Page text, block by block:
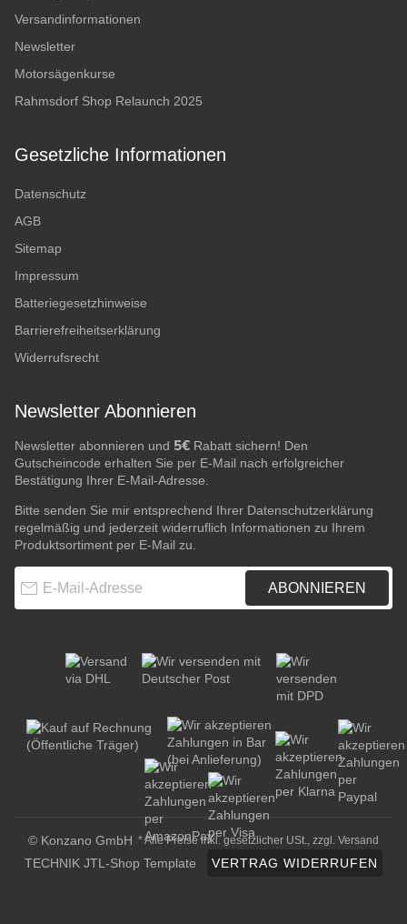
Versandinformationen
Newsletter
Motorsägenkurse
Rahmsdorf Shop Relaunch 2025
Gesetzliche Informationen
Datenschutz
AGB
Sitemap
Impressum
Batteriegesetzhinweise
Barrierefreiheitserklärung
Widerrufsrecht
Newsletter Abonnieren
Newsletter abonnieren und 5€ Rabatt sichern! Den
Gutscheincode erhalten Sie per E-Mail nach erfolgreicher
Bestätigung Ihrer E-Mail-Adresse.
Bitte senden Sie mir entsprechend Ihrer Datenschutzerklärung
regelmäßig und jederzeit widerruflich Informationen zu Ihrem
Produktsortiment per E-Mail zu.
ABONNIEREN
© Konzano GmbH * Alle Preise inkl. gesetzlicher USt., zzgl. Versand
TECHNIK JTL-Shop Template VERTRAG WIDERRUFEN